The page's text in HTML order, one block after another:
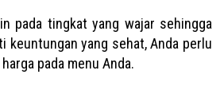
pada tingkat yang wajar sehingga
keuntungan yang sehat, Anda perlu
pada menu Anda.